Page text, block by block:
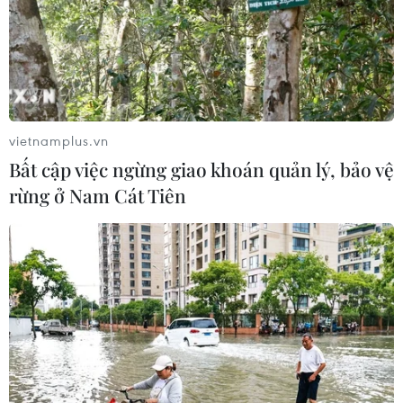
kết World Cup 2026 bằng chiến thắng tưng bừng 4-1
trước Paraguay ở ngày ra quân bảng D.
World Cup 2026: Khi thể thao và chính trị
giao nhau tại lễ trao cúp
vietnamplus.vn
Bất cập việc ngừng giao khoán quản lý, bảo vệ
rừng ở Nam Cát Tiên